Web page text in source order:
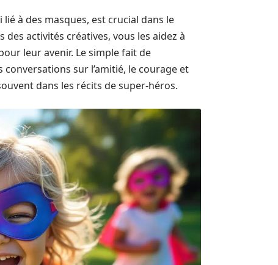
à des masques, est crucial dans le
activités créatives, vous les aidez à
leur avenir. Le simple fait de
sur l’amitié, le courage et
dans les récits de super-héros.